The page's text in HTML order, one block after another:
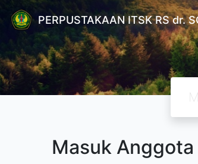
PERPUSTAKAAN ITSK RS dr.
Masuk